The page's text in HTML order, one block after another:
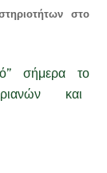
στο
σήμερα το
και